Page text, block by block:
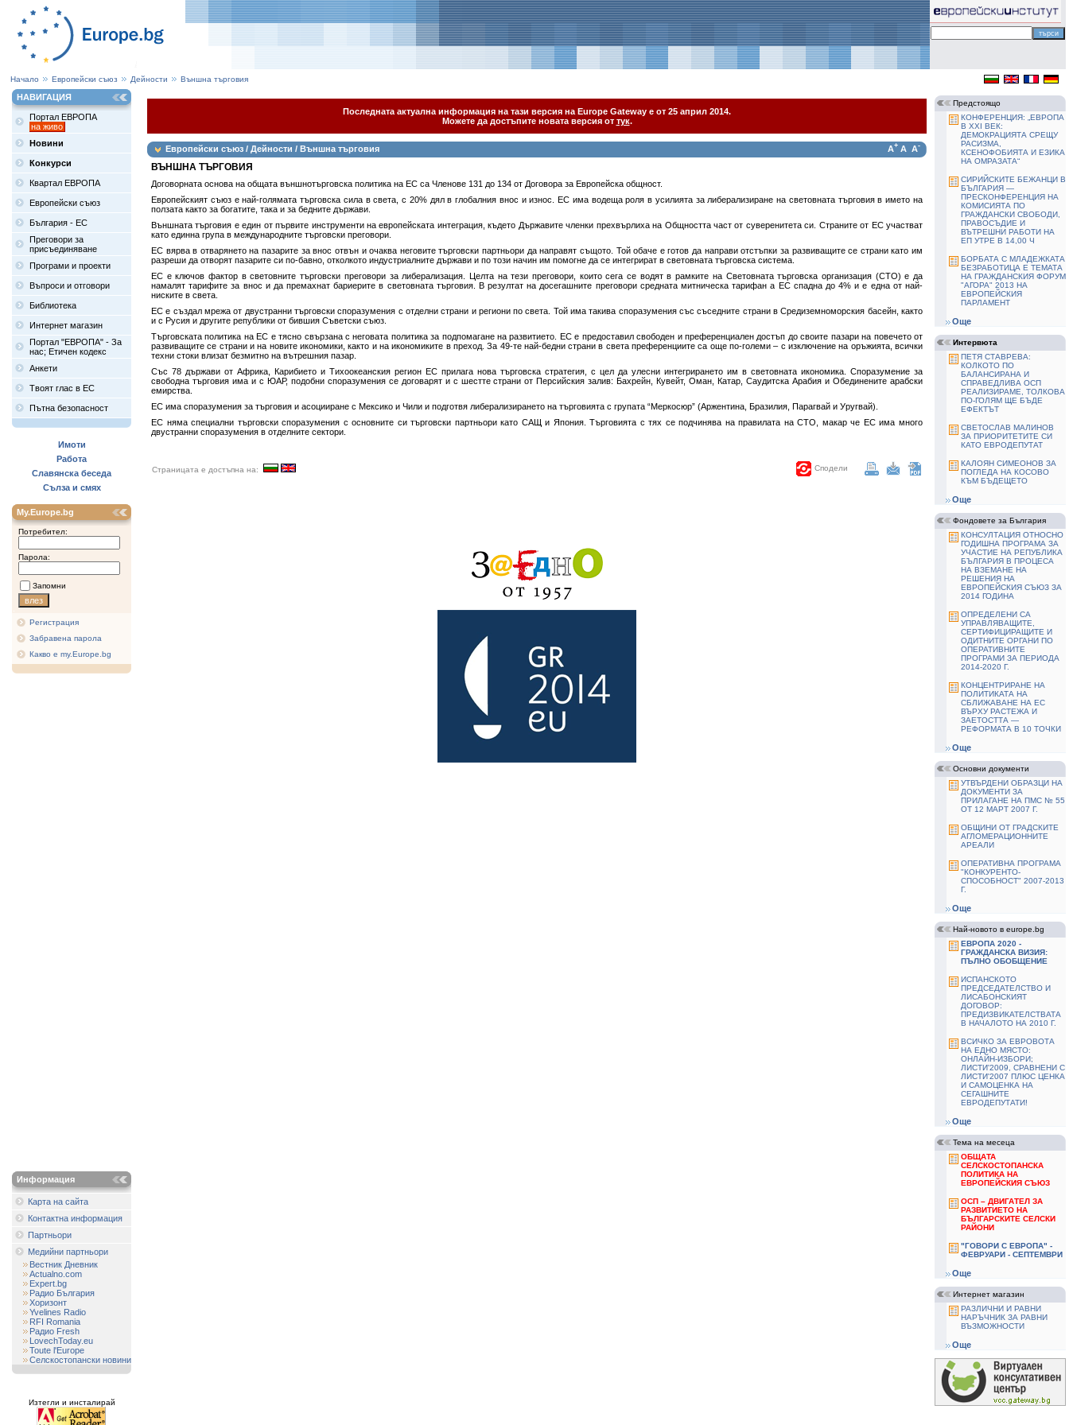
Начало Европейски съюз Дейности Външна търговия
НАВИГАЦИЯ
Портал ЕВРОПА
на живо
Новини
Конкурси
Квартал ЕВРОПА
Европейски съюз
България - ЕС
Преговори за
присъединяване
Програми и проекти
Въпроси и отговори
Библиотека
Интернет магазин
Портал "ЕВРОПА" - За
нас; Етичен кодекс
Анкети
Твоят глас в ЕС
Пътна безопасност
Имоти
Работа
Славянска беседа
Сълза и смях
My.Europe.bg
Потребител:
Парола:
Запомни
Регистрация
Забравена парола
Какво е my.Europe.bg
Информация
Карта на сайта
Контактна информация
Партньори
Медийни партньори
Вестник Дневник
Actualno.com
Expert.bg
Радио България
Хоризонт
Yvelines Radio
RFI Romania
Радио Fresh
LovechToday.eu
Toute l'Europe
Селскостопански новини
Изтегли и инсталирай
Последната актуална информация на тази версия на Europe Gateway е от 25 април 2014.
Можете да достъпите новата версия от тук.
Европейски съюз / Дейности / Външна търговия A+ A A-
ВЪНШНА ТЪРГОВИЯ
Договорната основа на общата външнотърговска политика на ЕС са Членове 131 до 134 от Договора за Европейска общност.
Европейският съюз е най-голямата търговска сила в света, с 20% дял в глобалния внос и износ. ЕС има водеща роля в усилията за либерализиране на световната търговия в името на
ползата както за богатите, така и за бедните държави.
Външната търговия е един от първите инструменти на европейската интеграция, където Държавите членки прехвърлиха на Общността част от суверенитета си. Страните от ЕС участват
като единна група в международните търговски преговори.
ЕС вярва в отварянето на пазарите за внос отвън и очаква неговите търговски партньори да направят същото. Той обаче е готов да направи отстъпки за развиващите се страни като им
разреши да отворят пазарите си по-бавно, отколкото индустриалните държави и по този начин им помогне да се интегрират в световната търговска система.
ЕС е ключов фактор в световните търговски преговори за либерализация. Целта на тези преговори, които сега се водят в рамките на Световната търговска организация (СТО) е да
намалят тарифите за внос и да премахнат бариерите в световната търговия. В резултат на досегашните преговори средната митническа тарифан а ЕС спадна до 4% и е една от най-
ниските в света.
ЕС е създал мрежа от двустранни търговски споразумения с отделни страни и региони по света. Той има такива споразумения със съседните страни в Средиземноморския басейн, както
и с Русия и другите републики от бившия Съветски съюз.
Търговската политика на ЕС е тясно свързана с неговата политика за подпомагане на развитието. ЕС е предоставил свободен и преференциален достъп до своите пазари на повечето от
развиващите се страни и на новите икономики, както и на икономиките в преход. За 49-те най-бедни страни в света преференциите са още по-големи – с изключение на оръжията, всички
техни стоки влизат безмитно на вътрешния пазар.
Със 78 държави от Африка, Карибието и Тихоокеанския регион ЕС прилага нова търговска стратегия, с цел да улесни интегрирането им в световната икономика. Споразумение за
свободна търговия има и с ЮАР, подобни споразумения се договарят и с шестте страни от Персийския залив: Бахрейн, Кувейт, Оман, Катар, Саудитска Арабия и Обединените арабски
емирства.
ЕС има споразумения за търговия и асоцииране с Мексико и Чили и подготвя либерализирането на търговията с групата “Меркосюр” (Аржентина, Бразилия, Парагвай и Уругвай).
ЕС няма специални търговски споразумения с основните си търговски партньори като САЩ и Япония. Търговията с тях се подчинява на правилата на СТО, макар че ЕС има много
двустранни споразумения в отделните сектори.
Страницата е достъпна на: Сподели
Предстоящо
КОНФЕРЕНЦИЯ: „ЕВРОПА
В ХХІ ВЕК:
ДЕМОКРАЦИЯТА СРЕЩУ
РАСИЗМА,
КСЕНОФОБИЯТА И ЕЗИКА
НА ОМРАЗАТА“
СИРИЙСКИТЕ БЕЖАНЦИ В
БЪЛГАРИЯ —
ПРЕСКОНФЕРЕНЦИЯ НА
КОМИСИЯТА ПО
ГРАЖДАНСКИ СВОБОДИ,
ПРАВОСЪДИЕ И
ВЪТРЕШНИ РАБОТИ НА
ЕП УТРЕ В 14,00 Ч
БОРБАТА С МЛАДЕЖКАТА
БЕЗРАБОТИЦА Е ТЕМАТА
НА ГРАЖДАНСКИЯ ФОРУМ
"АГОРА" 2013 НА
ЕВРОПЕЙСКИЯ
ПАРЛАМЕНТ
Още
Интервюта
ПЕТЯ СТАВРЕВА:
КОЛКОТО ПО
БАЛАНСИРАНА И
СПРАВЕДЛИВА ОСП
РЕАЛИЗИРАМЕ, ТОЛКОВА
ПО-ГОЛЯМ ЩЕ БЪДЕ
ЕФЕКТЪТ
СВЕТОСЛАВ МАЛИНОВ
ЗА ПРИОРИТЕТИТЕ СИ
КАТО ЕВРОДЕПУТАТ
КАЛОЯН СИМЕОНОВ ЗА
ПОГЛЕДА НА КОСОВО
КЪМ БЪДЕЩЕТО
Още
Фондовете за България
КОНСУЛТАЦИЯ ОТНОСНО
ГОДИШНА ПРОГРАМА ЗА
УЧАСТИЕ НА РЕПУБЛИКА
БЪЛГАРИЯ В ПРОЦЕСА
НА ВЗЕМАНЕ НА
РЕШЕНИЯ НА
ЕВРОПЕЙСКИЯ СЪЮЗ ЗА
2014 ГОДИНА
ОПРЕДЕЛЕНИ СА
УПРАВЛЯВАЩИТЕ,
СЕРТИФИЦИРАЩИТЕ И
ОДИТНИТЕ ОРГАНИ ПО
ОПЕРАТИВНИТЕ
ПРОГРАМИ ЗА ПЕРИОДА
2014-2020 Г.
КОНЦЕНТРИРАНЕ НА
ПОЛИТИКАТА НА
СБЛИЖАВАНЕ НА ЕС
ВЪРХУ РАСТЕЖА И
ЗАЕТОСТТА —
РЕФОРМАТА В 10 ТОЧКИ
Още
Основни документи
УТВЪРДЕНИ ОБРАЗЦИ НА
ДОКУМЕНТИ ЗА
ПРИЛАГАНЕ НА ПМС № 55
ОТ 12 МАРТ 2007 Г.
ОБЩИНИ ОТ ГРАДСКИТЕ
АГЛОМЕРАЦИОННИТЕ
АРЕАЛИ
ОПЕРАТИВНА ПРОГРАМА
"КОНКУРЕНТО-
СПОСОБНОСТ" 2007-2013
Г.
Още
Най-новото в europe.bg
ЕВРОПА 2020 -
ГРАЖДАНСКА ВИЗИЯ:
ПЪЛНО ОБОБЩЕНИЕ
ИСПАНСКОТО
ПРЕДСЕДАТЕЛСТВО И
ЛИСАБОНСКИЯТ
ДОГОВОР:
ПРЕДИЗВИКАТЕЛСТВАТА
В НАЧАЛОТО НА 2010 Г.
ВСИЧКО ЗА ЕВРОВОТА
НА ЕДНО МЯСТО:
ОНЛАЙН-ИЗБОРИ;
ЛИСТИ'2009, СРАВНЕНИ С
ЛИСТИ'2007 ПЛЮС ЦЕНКА
И САМОЦЕНКА НА
СЕГАШНИТЕ
ЕВРОДЕПУТАТИ!
Още
Тема на месеца
ОБЩАТА
СЕЛСКОСТОПАНСКА
ПОЛИТИКА НА
ЕВРОПЕЙСКИЯ СЪЮЗ
ОСП – ДВИГАТЕЛ ЗА
РАЗВИТИЕТО НА
БЪЛГАРСКИТЕ СЕЛСКИ
РАЙОНИ
"ГОВОРИ С ЕВРОПА" -
ФЕВРУАРИ - СЕПТЕМВРИ
Още
Интернет магазин
РАЗЛИЧНИ И РАВНИ
НАРЪЧНИК ЗА РАВНИ
ВЪЗМОЖНОСТИ
Още